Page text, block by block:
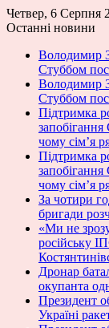
Четвер, 6 Серпня
Останні новини
Володимир
Стуббом
Володимир
Стуббом
Підтримка
чому сім’я
Підтримка
чому сім’я
За чотири
бригади
«Ми не
російську
Дронар
окупанта
Президент
Україні